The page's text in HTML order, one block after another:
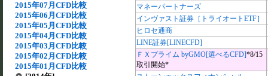
2015年07月CFD比較
2015年06月CFD比較
2015年05月CFD比較
2015年04月CFD比較
2015年03月CFD比較
2015年02月CFD比較
2015年01月CFD比較
マネーパートナーズ
インヴァスト証券［トライオートETF］
ヒロセ通商
LINE証券[LINECFD]
ＦＸプライム byGMO[選べるCFD]*8/15
取引開始*